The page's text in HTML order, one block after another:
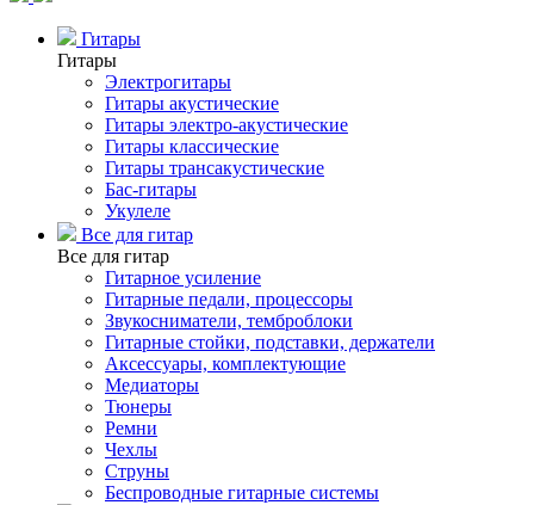
Гитары
Гитары
Электрогитары
Гитары акустические
Гитары электро-акустические
Гитары классические
Гитары трансакустические
Бас-гитары
Укулеле
Все для гитар
Все для гитар
Гитарное усиление
Гитарные педали, процессоры
Звукосниматели, темброблоки
Гитарные стойки, подставки, держатели
Аксессуары, комплектующие
Медиаторы
Тюнеры
Ремни
Чехлы
Струны
Беспроводные гитарные системы